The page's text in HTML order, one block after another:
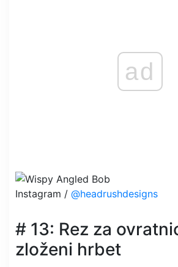
ad
Instagram / @headrushdesigns
# 13: Rez za
zloženi hrbet